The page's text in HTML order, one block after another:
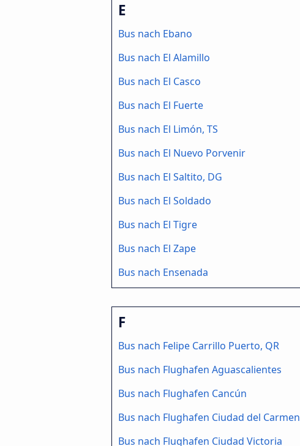
E
Bus nach Ebano
Bus nach El Alamillo
Bus nach El Casco
Bus nach El Fuerte
Bus nach El Limón, TS
Bus nach El Nuevo Porvenir
Bus nach El Saltito, DG
Bus nach El Soldado
Bus nach El Tigre
Bus nach El Zape
Bus nach Ensenada
F
Bus nach Felipe Carrillo Puerto, QR
Bus nach Flughafen Aguascalientes
Bus nach Flughafen Cancún
Bus nach Flughafen Ciudad del Carmen
Bus nach Flughafen Ciudad Victoria